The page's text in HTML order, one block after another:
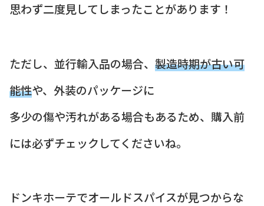
思わず二度見してしまったことがあります！
ただし、並行輸入品の場合、 製造時期が古い可
能性や、外装のパッケージに
多少の傷や汚れがある場合もあるため、購入前
には必ずチェックしてくださいね。
ドンキホーテでオールドスパイスが見つからな